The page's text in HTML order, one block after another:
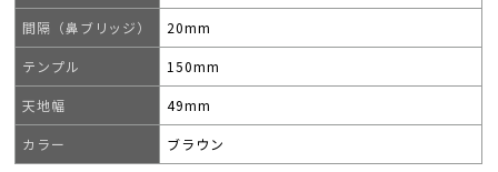
間隔（鼻ブリッジ） 20mm
テンプル 150mm
天地幅 49mm
カラー ブラウン